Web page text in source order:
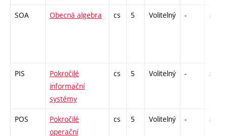
SOA Obecná algebra cs 5 Volitelný - zá,zk
PIS
Pokročilé
informační
systémy
cs 5 Volitelný - zá,zk
POS
Pokročilé
operační
cs 5 Volitelný - zk